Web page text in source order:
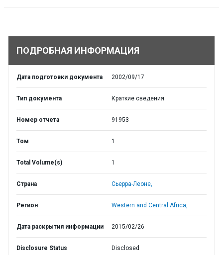
ПОДРОБНАЯ ИНФОРМАЦИЯ
Дата подготовки документа 2002/09/17
Тип документа Краткие сведения
Номер отчета 91953
Том 1
Total Volume(s) 1
Страна Сьерра-Леоне,
Регион Western and Central Africa,
Дата раскрытия информации 2015/02/26
Disclosure Status Disclosed